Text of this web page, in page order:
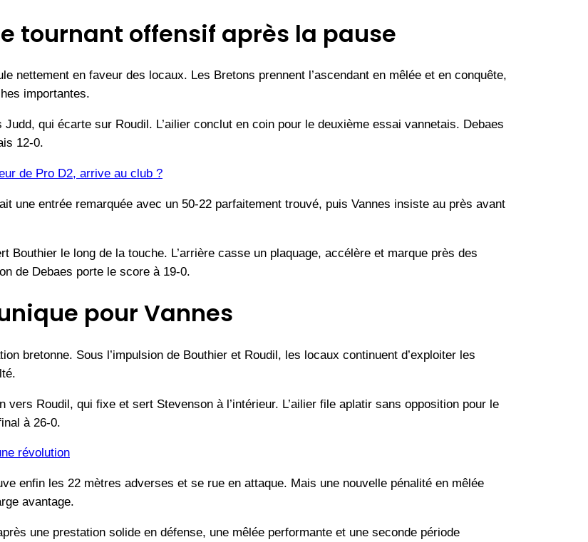
tournant offensif après la pause
nettement en faveur des locaux. Les Bretons prennent l’ascendant en mêlée et en conquête,
importantes.
qui écarte sur Roudil. L’ailier conclut en coin pour le deuxième essai vannetais. Debaes
12-0.
de Pro D2, arrive au club ?
une entrée remarquée avec un 50-22 parfaitement trouvé, puis Vannes insiste au près avant
Bouthier le long de la touche. L’arrière casse un plaquage, accélère et marque près des
de Debaes porte le score à 19-0.
pour Vannes
bretonne. Sous l’impulsion de Bouthier et Roudil, les locaux continuent d’exploiter les
Roudil, qui fixe et sert Stevenson à l’intérieur. L’ailier file aplatir sans opposition pour le
à 26-0.
révolution
enfin les 22 mètres adverses et se rue en attaque. Mais une nouvelle pénalité en mêlée
avantage.
une prestation solide en défense, une mêlée performante et une seconde période